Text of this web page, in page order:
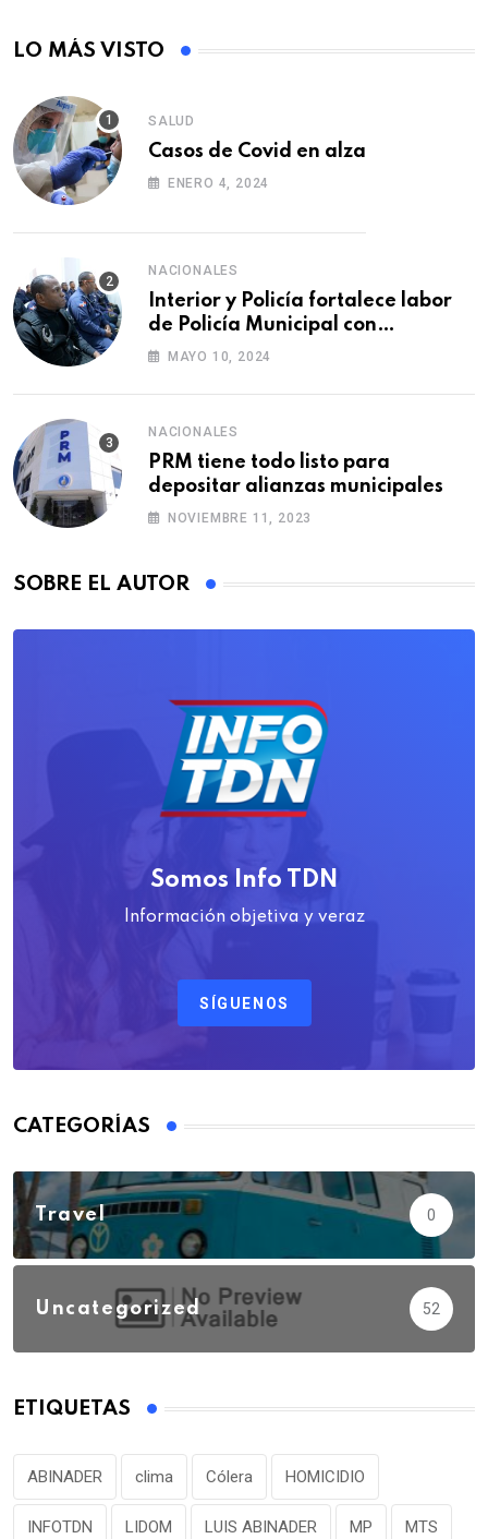
LO MÁS VISTO
SALUD
Casos de Covid en alza
ENERO 4, 2024
NACIONALES
Interior y Policía fortalece labor
de Policía Municipal con
formación de agentes
MAYO 10, 2024
NACIONALES
PRM tiene todo listo para
depositar alianzas municipales
NOVIEMBRE 11, 2023
SOBRE EL AUTOR
Somos Info TDN
Información objetiva y veraz
SÍGUENOS
CATEGORÍAS
Travel 0
Uncategorized 52
ETIQUETAS
ABINADER clima Cólera HOMICIDIO
INFOTDN LIDOM LUIS ABINADER MP MTS